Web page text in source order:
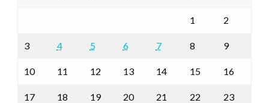
1 2
3 4 5 6 7 8 9
10 11 12 13 14 15 16
17 18 19 20 21 22 23